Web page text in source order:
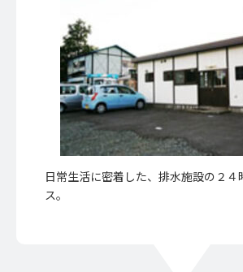
日常生活に密着した、排水施設の２４
ス。